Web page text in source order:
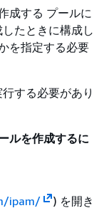
成する プールに
たときに構成し
を指定する必要
する必要があり
ルを作成するに
ipam/
) を開き